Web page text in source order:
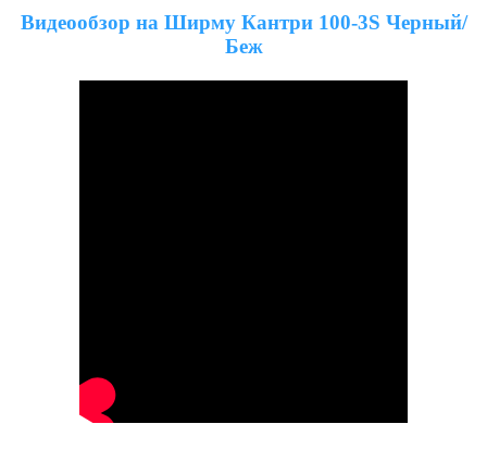
Видеообзор на Ширму Кантри 100-3S Черный/
Беж